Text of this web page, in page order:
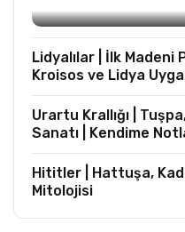
Lidyalılar | İlk Madeni
Kroisos ve Lidya
Urartu Krallığı |
Sanatı | Kendime
Hititler | Hattuşa,
Mitolojisi